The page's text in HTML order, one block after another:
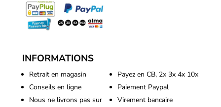
Pachamama
Bloom
1L
INFORMATIONS
Retrait en magasin
Conseils en ligne
Nous ne livrons pas sur
Payez en CB, 2x 3x 4x 10x
Paiement Paypal
Virement bancaire